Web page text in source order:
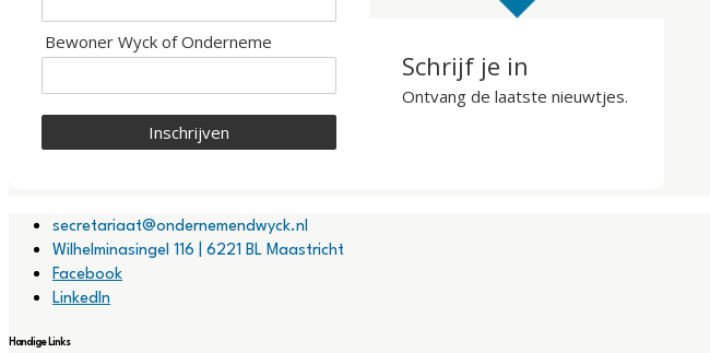
Bewoner Wyck of Onderneme
Inschrijven
Schrijf je in
Ontvang de laatste nieuwtjes.
secretariaat@ondernemendwyck.nl
Wilhelminasingel 116 | 6221 BL Maastricht
Facebook
LinkedIn
Handige Links